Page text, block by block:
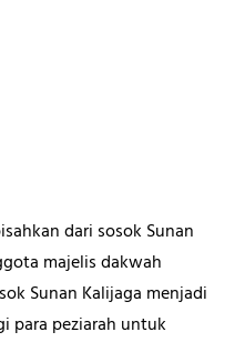
dari sosok Sunan
majelis dakwah
Sunan Kalijaga menjadi
para peziarah untuk